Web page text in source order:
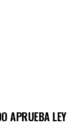
APRUEBA